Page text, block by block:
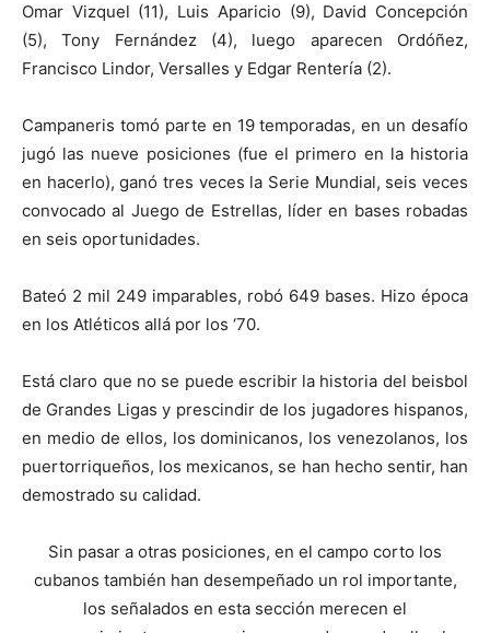
Omar Vizquel (11), Luis Aparicio (9), David Concepción
(5), Tony Fernández (4), luego aparecen Ordóñez,
Francisco Lindor, Versalles y Edgar Rentería (2).
Campaneris tomó parte en 19 temporadas, en un desafío
jugó las nueve posiciones (fue el primero en la historia
en hacerlo), ganó tres veces la Serie Mundial, seis veces
convocado al Juego de Estrellas, líder en bases robadas
en seis oportunidades.
Bateó 2 mil 249 imparables, robó 649 bases. Hizo época
en los Atléticos allá por los ‘70.
Está claro que no se puede escribir la historia del beisbol
de Grandes Ligas y prescindir de los jugadores hispanos,
en medio de ellos, los dominicanos, los venezolanos, los
puertorriqueños, los mexicanos, se han hecho sentir, han
demostrado su calidad.
Sin pasar a otras posiciones, en el campo corto los
cubanos también han desempeñado un rol importante,
los señalados en esta sección merecen el